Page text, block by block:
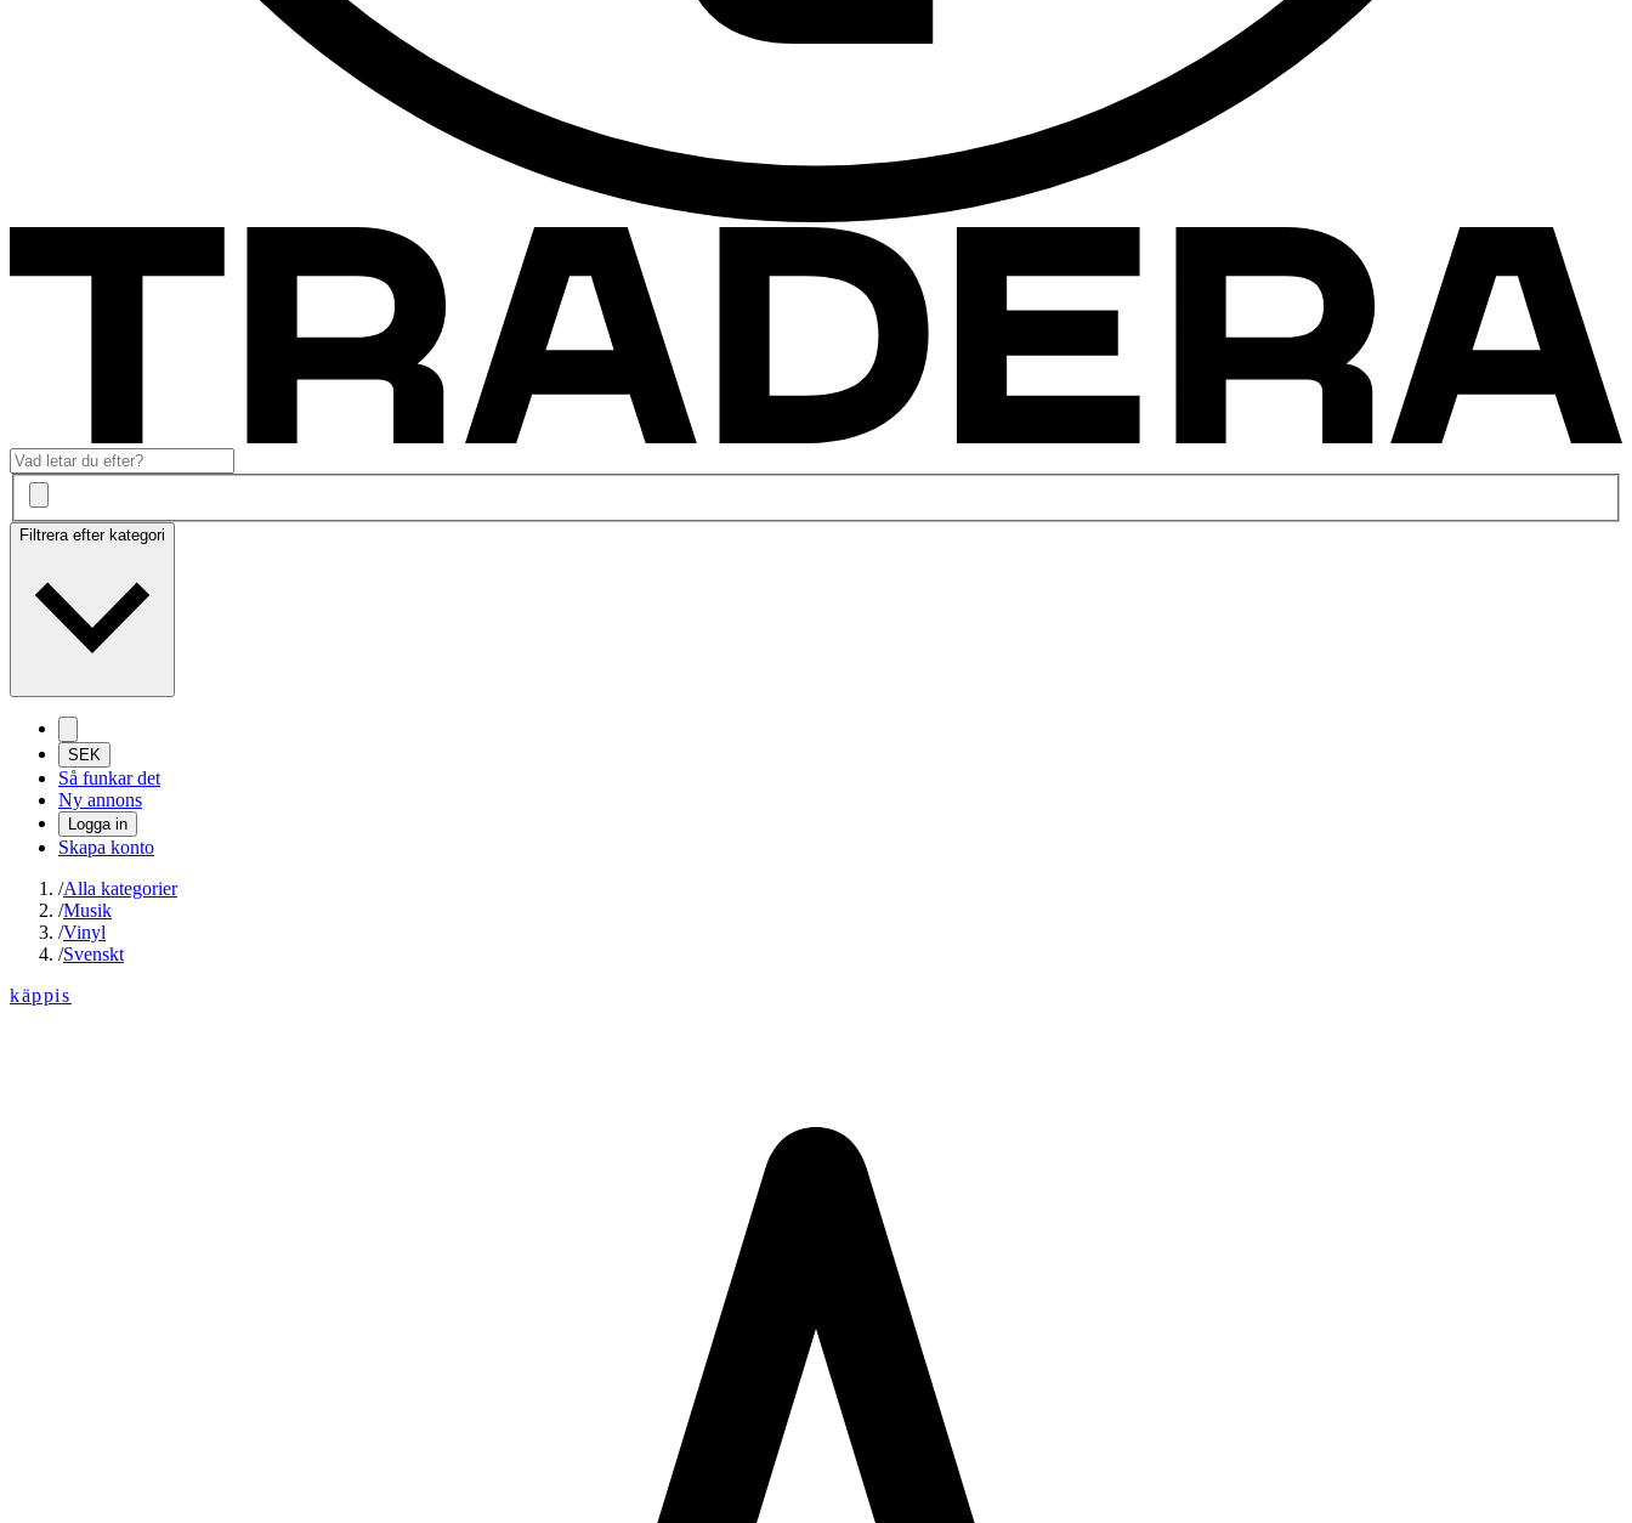
Filtrera efter kategori
SEK
Så funkar det
Ny annons
Logga in
Skapa konto
/Alla kategorier
/Musik
/Vinyl
/Svenskt
käppis